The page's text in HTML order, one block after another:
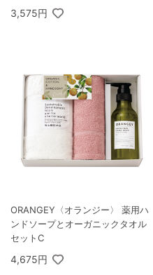
3,575円
ORANGEY〈オランジー〉 薬用ハ
ンドソープとオーガニックタオル
セットC
4,675円